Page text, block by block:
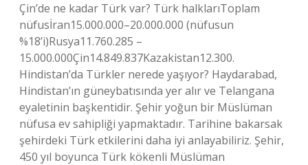
Çin’de ne kadar Türk var? Türk halklarıToplam
nüfusİran15.000.000–20.000.000 (nüfusun
%18’i)Rusya11.760.285 –
15.000.000Çin14.849.837Kazakistan12.300.
Hindistan’da Türkler nerede yaşıyor? Haydarabad,
Hindistan’ın güneybatısında yer alır ve Telangana
eyaletinin başkentidir. Şehir yoğun bir Müslüman
nüfusa ev sahipliği yapmaktadır. Tarihine bakarsak
şehirdeki Türk etkilerini daha iyi anlayabiliriz. Şehir,
450 yıl boyunca Türk kökenli Müslüman